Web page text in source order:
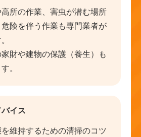
所の作業、害虫が潜む場所
険を伴う作業も専門業者が
財や建物の保護（養生）も
。
イス
維持するための清掃のコツ